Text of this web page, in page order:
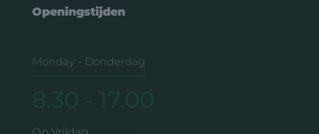
Openingstijden
Monday - Donderdag
8.30 - 17.00